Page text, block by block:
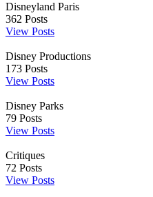
Disneyland Paris
362 Posts
View Posts
Disney Productions
173 Posts
View Posts
Disney Parks
79 Posts
View Posts
Critiques
72 Posts
View Posts